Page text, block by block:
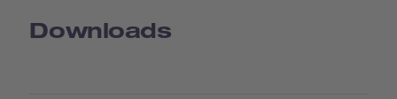
Downloads